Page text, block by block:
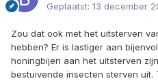
Geplaatst: 13 december
Zou dat ook met het uitsterven
hebben? Er is lastiger aan
honingbijen aan het uitsterven
bestuivende insecten sterven uit.